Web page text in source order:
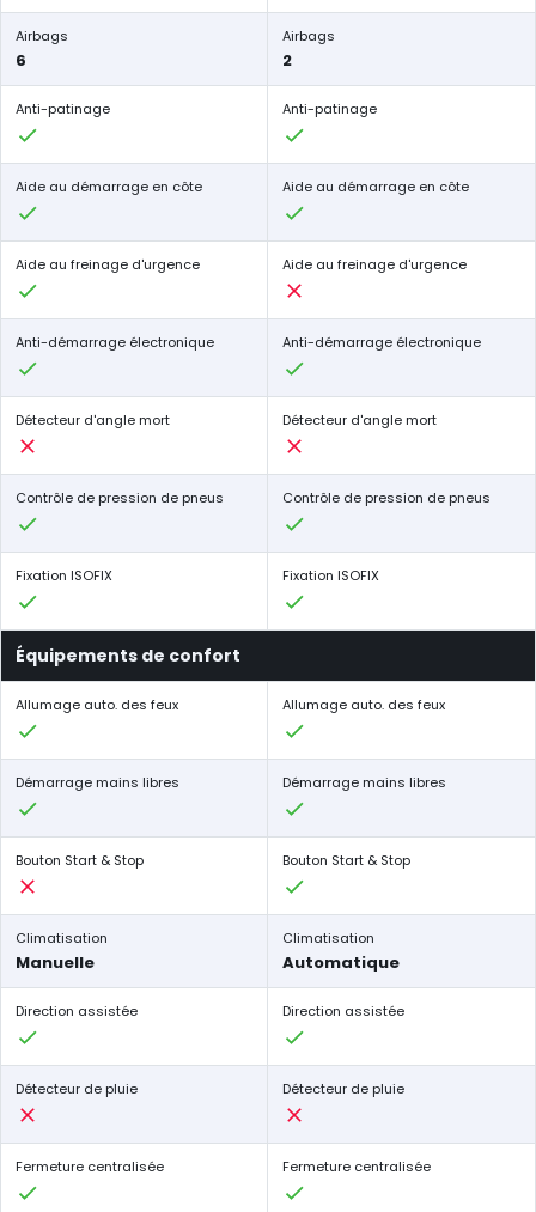
Airbags
6
Airbags
2
Anti-patinage Anti-patinage
Aide au démarrage en côte Aide au démarrage en côte
Aide au freinage d'urgence Aide au freinage d'urgence
Anti-démarrage électronique Anti-démarrage électronique
Détecteur d'angle mort Détecteur d'angle mort
Contrôle de pression de pneus Contrôle de pression de pneus
Fixation ISOFIX Fixation ISOFIX
Équipements de confort
Allumage auto. des feux Allumage auto. des feux
Démarrage mains libres Démarrage mains libres
Bouton Start & Stop Bouton Start & Stop
Climatisation
Manuelle
Climatisation
Automatique
Direction assistée Direction assistée
Détecteur de pluie Détecteur de pluie
Fermeture centralisée Fermeture centralisée